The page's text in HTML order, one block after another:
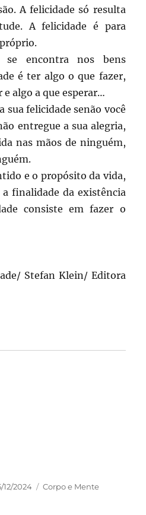
A felicidade só resulta
A felicidade é para
se encontra nos bens
é ter algo o que fazer,
e algo a que esperar…
sua felicidade senão você
entregue a sua alegria,
nas mãos de ninguém,
e o propósito da vida,
finalidade da existência
consiste em fazer o
Stefan Klein/ Editora
12/2024 Categorias
Corpo e Mente